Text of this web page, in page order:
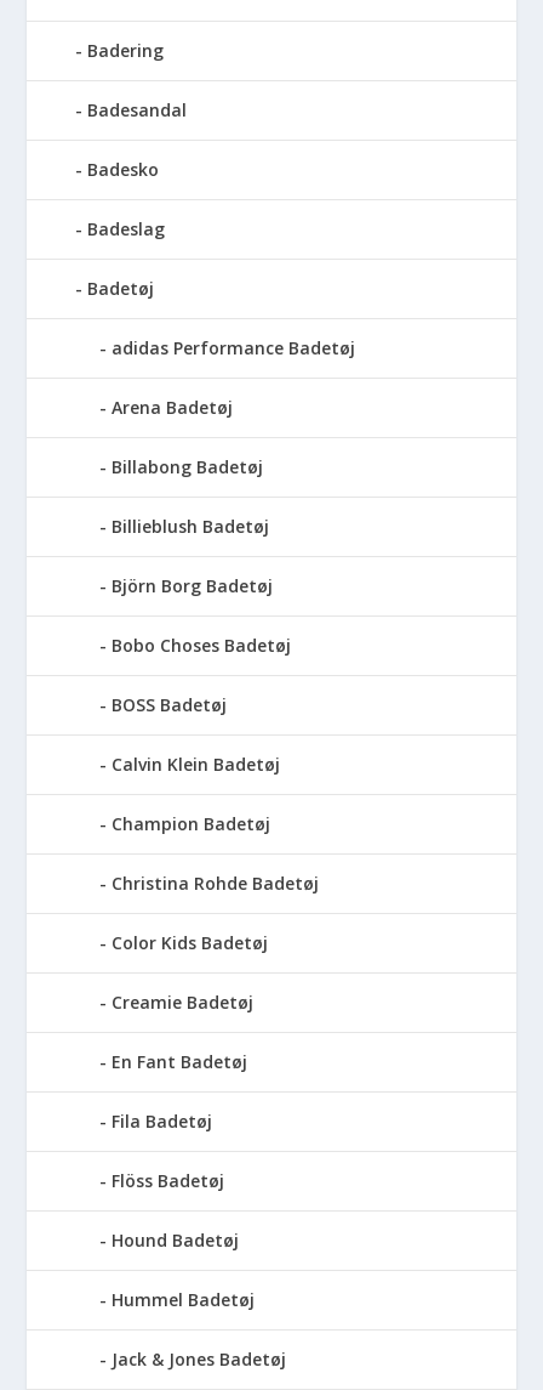
Badering
Badesandal
Badesko
Badeslag
Badetøj
adidas Performance Badetøj
Arena Badetøj
Billabong Badetøj
Billieblush Badetøj
Björn Borg Badetøj
Bobo Choses Badetøj
BOSS Badetøj
Calvin Klein Badetøj
Champion Badetøj
Christina Rohde Badetøj
Color Kids Badetøj
Creamie Badetøj
En Fant Badetøj
Fila Badetøj
Flöss Badetøj
Hound Badetøj
Hummel Badetøj
Jack & Jones Badetøj